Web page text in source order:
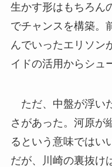
生かす形はもちろん
でチャンスを構築。
んでいったエリソン
イドの活用からシュ
ただ、中盤が浮い
さがあった。河原が
るという意味ではい
だが、川崎の裏抜け